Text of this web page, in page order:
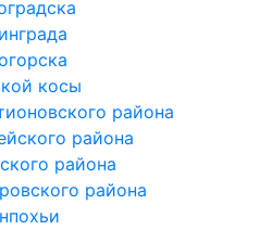
косы
района
района
района
района